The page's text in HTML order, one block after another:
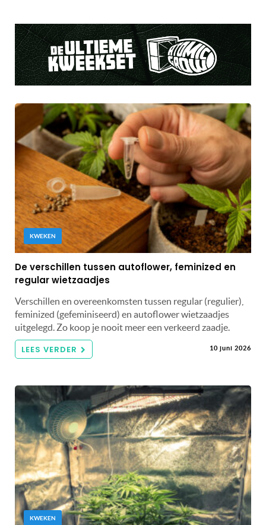
KWEKEN
De verschillen tussen autoflower, feminized en
regular wietzaadjes
Verschillen en overeenkomsten tussen regular (regulier),
feminized (gefeminiseerd) en autoflower wietzaadjes
uitgelegd. Zo koop je nooit meer een verkeerd zaadje.
LEES VERDER 10 juni 2026
KWEKEN